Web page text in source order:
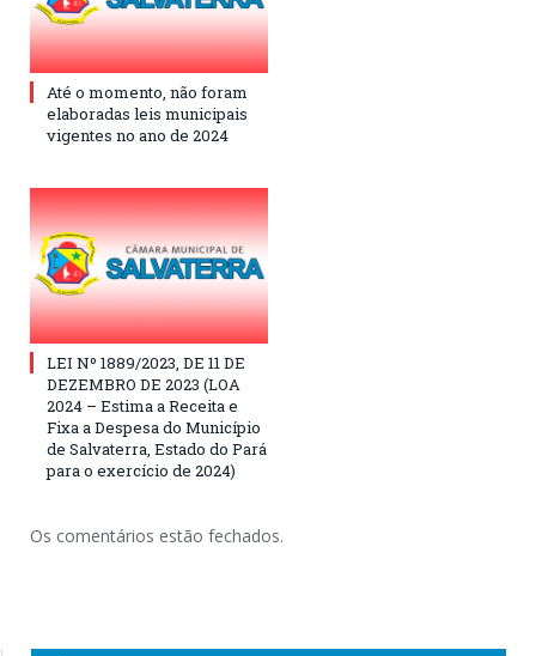
Até o momento, não foram
elaboradas leis municipais
vigentes no ano de 2024
LEI Nº 1889/2023, DE 11 DE
DEZEMBRO DE 2023 (LOA
2024 – Estima a Receita e
Fixa a Despesa do Município
de Salvaterra, Estado do Pará
para o exercício de 2024)
Os comentários estão fechados.